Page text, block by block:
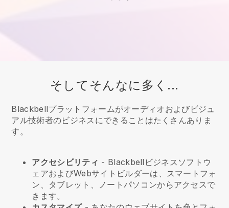
そしてそんなに多く...
Blackbellプラットフォームがオーディオおよびビジュ
アル技術者のビジネスにできることはたくさんありま
す。
アクセシビリティ - Blackbell ビジネスソフトウ
ェアおよびWebサイトビルダーは、スマートフォ
ン、タブレット、ノートパソコンからアクセスで
きます。